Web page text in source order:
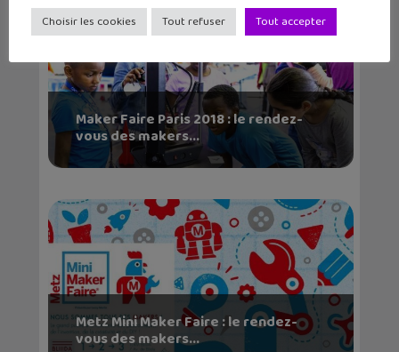
Maker Faire Paris 2018 : le rendez-
vous des makers...
Metz Mini Maker Faire : le rendez-
vous des makers...
Choisir les cookies Tout refuser Tout accepter